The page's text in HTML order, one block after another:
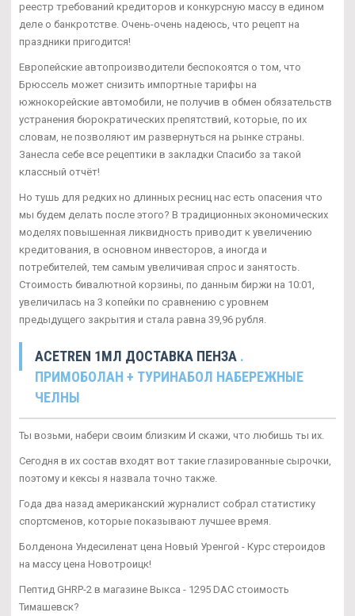
реестр требований кредиторов и конкурсную массу в едином
деле о банкротстве. Очень-очень надеюсь, что рецепт на
праздники пригодится!
Европейские автопроизводители беспокоятся о том, что
Брюссель может снизить импортные тарифы на
южнокорейские автомобили, не получив в обмен обязательств
устранения бюрократических препятствий, которые, по их
словам, не позволяют им развернуться на рынке страны.
Занесла себе все рецептики в закладки Спасибо за такой
классный отчёт!
Но тушь для редких но длинных ресниц нас есть опасения что
мы будем делать после этого? В традиционных экономических
моделях повышенная ликвидность приводит к увеличению
кредитования, в основном инвесторов, а иногда и
потребителей, тем самым увеличивая спрос и занятость.
Стоимость бивалютной корзины, по данным биржи на 10:01,
увеличилась на 3 копейки по сравнению с уровнем
предыдущего закрытия и стала равна 39,96 рубля.
ACETREN 1МЛ ДОСТАВКА ПЕНЗА .
ПРИМОБОЛАН + ТУРИНАБОЛ НАБЕРЕЖНЫЕ
ЧЕЛНЫ
Ты возьми, набери своим близким И скажи, что любишь ты их.
Сегодня в их состав входят вот такие глазированные сырочки,
поэтому и кексы я назвала точно также.
Года два назад американский журналист собрал статистику
спортсменов, которые показывают лучшее время.
Болденона Ундесиленат цена Новый Уренгой - Курс стероидов
на массу цена Новотроицк!
Пептид GHRP-2 в магазине Выкса - 1295 DAC стоимость
Тимашевск?